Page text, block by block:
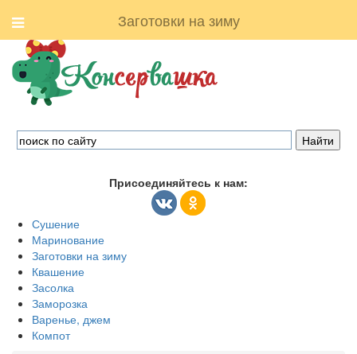
Заготовки на зиму
Присоединяйтесь к нам:
Сушение
Маринование
Заготовки на зиму
Квашение
Засолка
Заморозка
Варенье, джем
Компот